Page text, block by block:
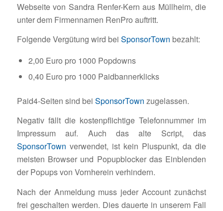
Webseite von Sandra Renfer-Kern aus Müllheim, die
unter dem Firmennamen RenPro auftritt.
Folgende Vergütung wird bei SponsorTown bezahlt:
2,00 Euro pro 1000 Popdowns
0,40 Euro pro 1000 Paidbannerklicks
Paid4-Seiten sind bei SponsorTown zugelassen.
Negativ fällt die kostenpflichtige Telefonnummer im
Impressum auf. Auch das alte Script, das
SponsorTown verwendet, ist kein Pluspunkt, da die
meisten Browser und Popupblocker das Einblenden
der Popups von Vornherein verhindern.
Nach der Anmeldung muss jeder Account zunächst
frei geschalten werden. Dies dauerte in unserem Fall